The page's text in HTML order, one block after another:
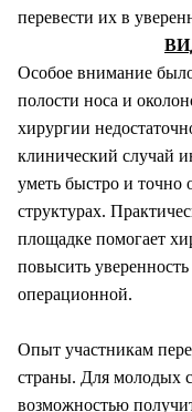
перевести их в
Особое внимание
полости носа и
хирургии
клинический случай
уметь быстро и точно
структурах.
площадке помогает
повысить
операционной.
Опыт участникам
страны. Для молодых
возможностью